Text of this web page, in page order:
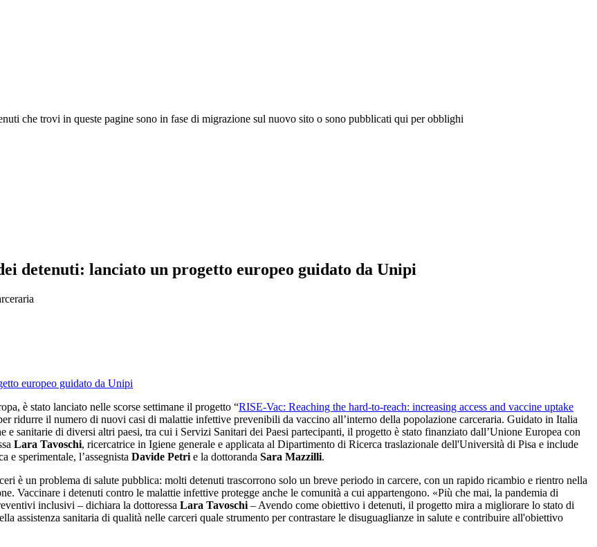
che trovi in queste pagine sono in fase di migrazione sul nuovo sito o sono pubblicati qui per obblighi
detenuti: lanciato un progetto europeo guidato da Unipi
è stato lanciato nelle scorse settimane il progetto “RISE-Vac: Reaching the hard-to-reach: increasing access and vaccine uptake
ridurre il numero di nuovi casi di malattie infettive prevenibili da vaccino all’interno della popolazione carceraria. Guidato in Italia
sanitarie di diversi altri paesi, tra cui i Servizi Sanitari dei Paesi partecipanti, il progetto è stato finanziato dall’Unione Europea con
Lara Tavoschi, ricercatrice in Igiene generale e applicata al Dipartimento di Ricerca traslazionale dell'Università di Pisa e include
sperimentale, l’assegnista Davide Petri e la dottoranda Sara Mazzilli.
è un problema di salute pubblica: molti detenuti trascorrono solo un breve periodo in carcere, con un rapido ricambio e rientro nella
Vaccinare i detenuti contro le malattie infettive protegge anche le comunità a cui appartengono. «Più che mai, la pandemia di
inclusivi – dichiara la dottoressa Lara Tavoschi – Avendo come obiettivo i detenuti, il progetto mira a migliorare lo stato di
assistenza sanitaria di qualità nelle carceri quale strumento per contrastare le disuguaglianze in salute e contribuire all'obiettivo